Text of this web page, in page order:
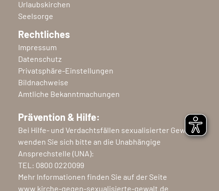
Urlaubskirchen
Seelsorge
Rechtliches
Impressum
Datenschutz
Privatsphäre-Einstellungen
Bildnachweise
Amtliche Bekanntmachungen
Prävention & Hilfe:
Bei Hilfe- und Verdachtsfällen sexualisierter Gewalt
wenden Sie sich bitte an die Unabhängige
Ansprechstelle (UNA):
TEL: 0800 0220099
Mehr Informationen finden Sie auf der Seite
www.kirche-gegen-sexualisierte-gewalt.de